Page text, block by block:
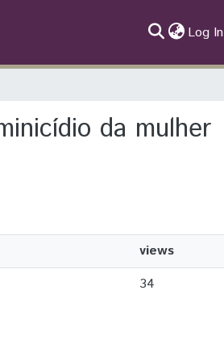
Log In
da mulher
views
34